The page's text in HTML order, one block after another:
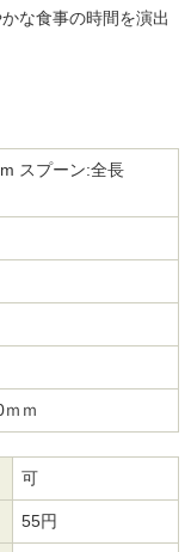
な食事の時間を演出
スプーン:全長
ｍ
可
55円